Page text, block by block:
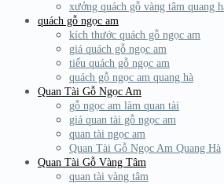
xưởng quách gỗ vàng tâm quang
quách gỗ ngọc am
kích thước quách gỗ ngọc am
giá quách gỗ ngọc am
tiểu quách gỗ ngọc am
quách gỗ ngọc am quang hà
Quan Tài Gỗ Ngọc Am
gỗ ngọc am làm quan tài
giá quan tài gỗ ngọc am
quan tài ngọc am
Quan Tài Gỗ Ngọc Am Quang Hà
Quan Tài Gỗ Vàng Tâm
quan tài vàng tâm